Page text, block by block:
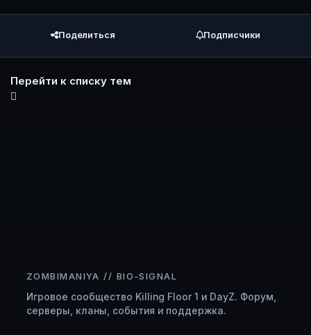
Поделиться Подписчики
Перейти к списку тем
ZOMBIMANIYA // BIO-SIGNAL
Игровое сообщество Killing Floor 1 и DayZ. Форум,
серверы, кланы, события и поддержка.